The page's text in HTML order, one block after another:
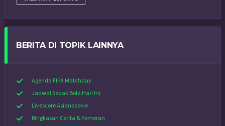
BERITA DI TOPIK LAINNYA
Agenda FIFA Matchday
Jadwal Sepak Bola Hari Ini
Livescore Asianbookie
Ringkasan Cerita & Pemeran